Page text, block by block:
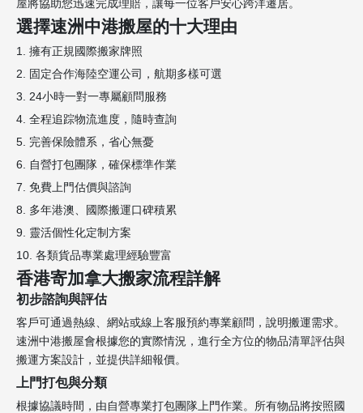
屋將協助您迅速完成理賠，讓每一位客戶安心跨洋遷居。
選擇速洲中港搬屋的十大理由
1. 擁有正規國際搬家牌照
2. 固定合作海陸空運公司，航期多樣可選
3. 24小時一對一專屬顧問服務
4. 全程追踪物流進度，隨時查詢
5. 完善保險體系，省心無憂
6. 自營打包團隊，確保標準作業
7. 免費上門估價與諮詢
8. 多年港澳、國際搬運口碑積累
9. 靈活個性化定制方案
10. 各類貨品專業處理經驗豐富
香港寄加拿大搬家流程詳解
初步諮詢與評估
客戶可通過熱線、網站或線上客服預約專業顧問，說明搬運需求。
速洲中港搬屋會根據您的實際情況，進行全方位的物品清單評估與
搬運方案設計，並提供詳細報價。
上門打包與分類
根據協議時間，由自營專業打包團隊上門作業。所有物品將按照國